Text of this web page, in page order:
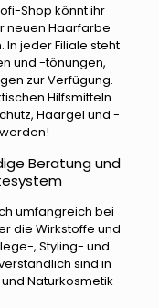
Shop könnt ihr
neuen Haarfarbe
jeder Filiale steht
und -tönungen,
zur Verfügung.
Hilfsmitteln
Haargel und -
Beratung und
umfangreich bei
die Wirkstoffe und
, Styling- und
sind in
Naturkosmetik-